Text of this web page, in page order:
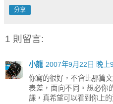
分享
1 則留言:
小龍 2007年9月22日 晚上
你寫的很好，不會比那篇
表差，面向不同。想必你
課，真希望可以看到你上的